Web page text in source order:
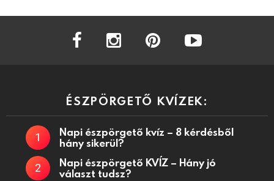
facebook instagram
ÉSZPÖRGETŐ KVÍZEK:
Napi észpörgető kvíz – 8 kérdésből
hány sikerül?
Napi észpörgető KVÍZ – Hány jó
választ tudsz?